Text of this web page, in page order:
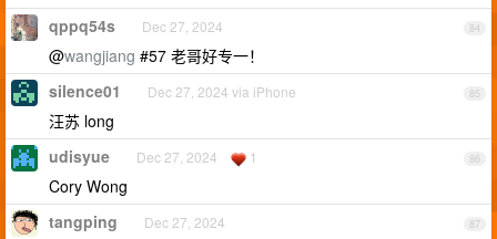
84
qppq54s Dec 27, 2024
@wangjiang #57 老哥好专一！
85
silence01 Dec 27, 2024 via iPhone
汪苏 long
86
udisyue Dec 27, 2024 1
Cory Wong
87
tangping Dec 27, 2024